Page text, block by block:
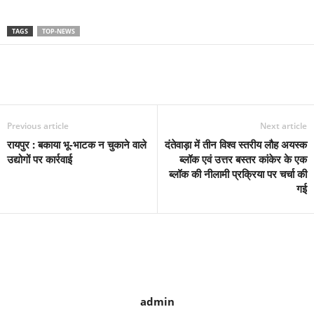
TAGS TOP-NEWS
Previous article
रायपुर : बकाया भू-भाटक न चुकाने वाले
उद्योगों पर कार्रवाई
Next article
दंतेवाड़ा में तीन विश्व स्तरीय लौह अयस्क
ब्लॉक एवं उत्तर बस्तर कांकेर के एक
ब्लॉक की नीलामी प्रक्रिया पर चर्चा की
गई
admin